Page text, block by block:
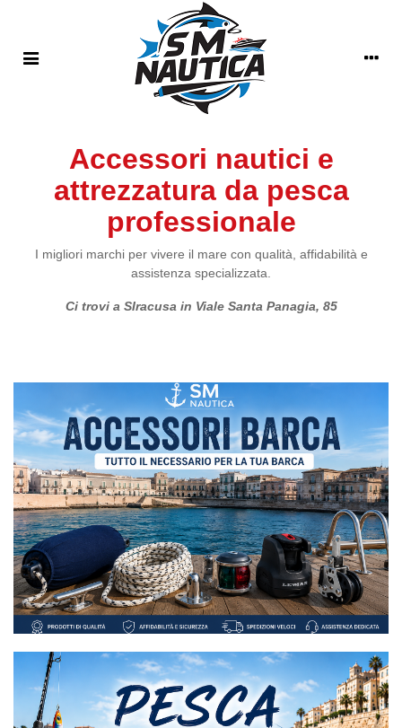
Accessori nautici e
attrezzatura da pesca
professionale
I migliori marchi per vivere il mare con qualità, affidabilità e
assistenza specializzata.
Ci trovi a SIracusa in Viale Santa Panagia, 85